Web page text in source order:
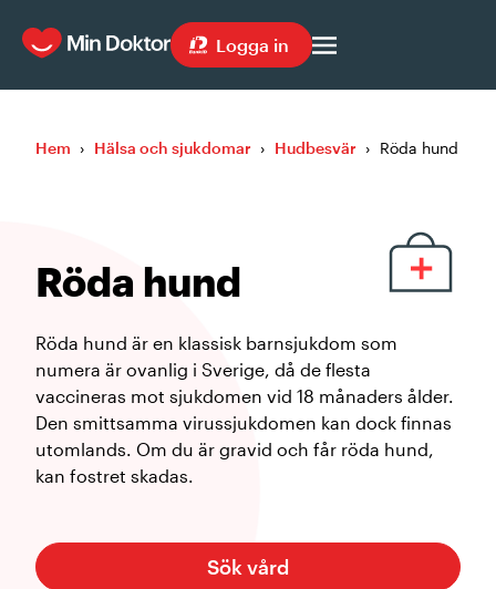
Logga in
Hem › Hälsa och sjukdomar › Hudbesvär › Röda hund
Röda hund
Röda hund är en klassisk barnsjukdom som
numera är ovanlig i Sverige, då de flesta
vaccineras mot sjukdomen vid 18 månaders ålder.
Den smittsamma virussjukdomen kan dock finnas
utomlands. Om du är gravid och får röda hund,
kan fostret skadas.
Sök vård